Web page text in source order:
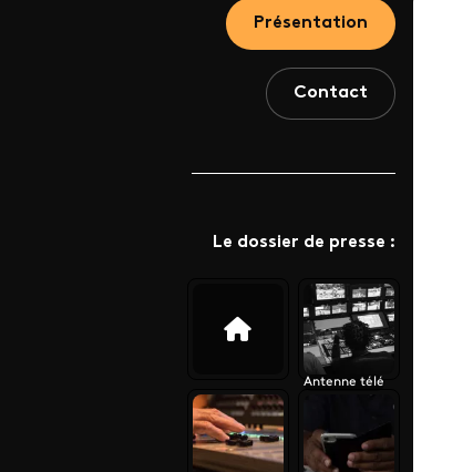
Présentation
Contact
Le dossier de presse :
Antenne télé